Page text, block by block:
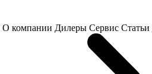
О компании Дилеры Сервис Статьи